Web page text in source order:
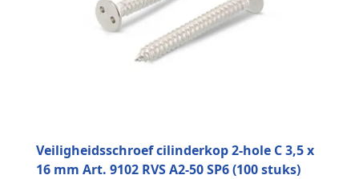
Veiligheidsschroef cilinderkop 2-hole C 3,5 x
16 mm Art. 9102 RVS A2-50 SP6 (100 stuks)